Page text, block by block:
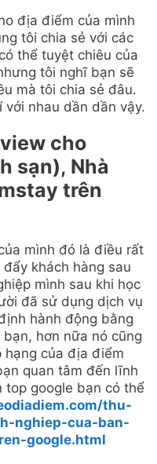
địa điểm của mình
tôi chia sẻ với các
thể tuyệt chiêu của
tôi nghĩ bạn sẽ
mà tôi chia sẻ đâu.
nhau dần dần vậy.
cho
sạn), Nhà
trên
mình đó là điều rất
khách hàng sau
mình sau khi học
đã sử dụng dịch vụ
hành động bằng
hơn nữa nó cũng
hạng của địa điểm
quan tâm đến lĩnh
google bạn có thể
thu-
nghiep-cua-ban-
google.html